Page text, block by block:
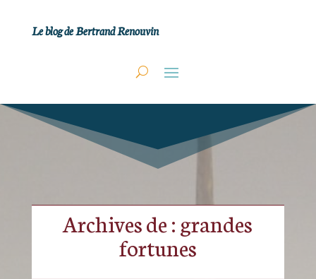
Le blog de Bertrand Renouvin
Archives de : grandes
fortunes